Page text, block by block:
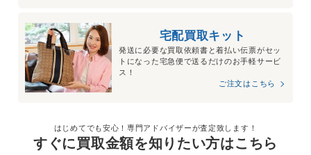
宅配買取キット
発送に必要な買取依頼書と着払い伝票がセッ
トになった宅急便で送るだけのお手軽サービ
ス！
ご注文はこちら
はじめてでも安心！専門アドバイザーが査定致します！
すぐに買取金額を知りたい方はこちら